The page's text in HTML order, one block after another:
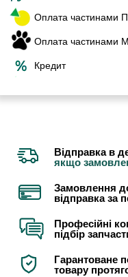
Оплата частинами
Оплата частинами
Кредит
Відправка в
якщо
Замовлення
відправка за
Професійні
підбір
Гарантоване
товару